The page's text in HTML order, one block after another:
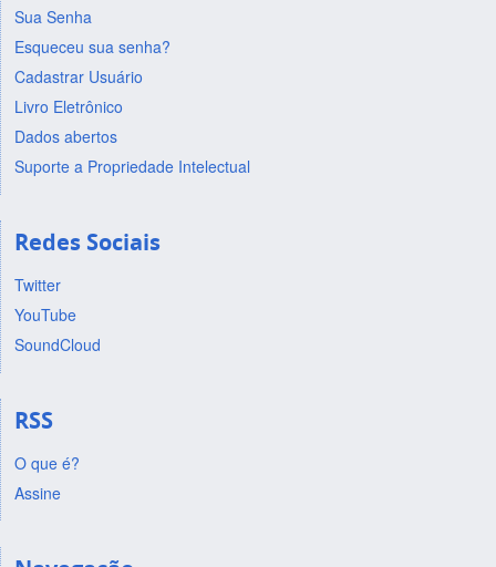
Sua Senha
Esqueceu sua senha?
Cadastrar Usuário
Livro Eletrônico
Dados abertos
Suporte a Propriedade Intelectual
Redes Sociais
Twitter
YouTube
SoundCloud
RSS
O que é?
Assine